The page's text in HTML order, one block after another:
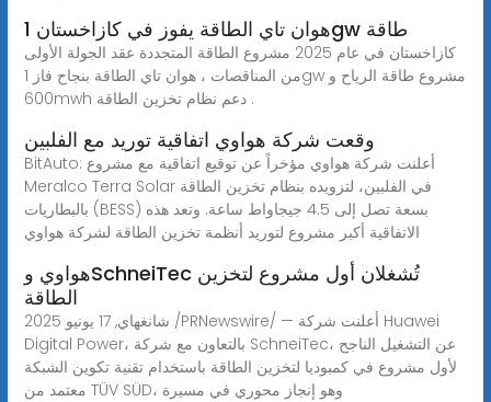
هوان تاي الطاقة يفوز في كازاخستان 1gw طاقة
كازاخستان في عام 2025 مشروع الطاقة المتجددة عقد الجولة الأولى
من المناقصات ، هوان تاي الطاقة بنجاح فاز 1gw مشروع طاقة الرياح و
600mwh دعم نظام تخزين الطاقة .
وقعت شركة هواوي اتفاقية توريد مع الفلبين
BitAuto: أعلنت شركة هواوي مؤخراً عن توقيع اتفاقية مع مشروع
Meralco Terra Solar في الفلبين، لتزويده بنظام تخزين الطاقة
بالبطاريات (BESS) بسعة تصل إلى 4.5 جيجاواط ساعة. وتعد هذه
الاتفاقية أكبر مشروع لتوريد أنظمة تخزين الطاقة لشركة هواوي
هواوي وSchneiTec تُشغلان أول مشروع لتخزين
الطاقة
شانغهاي, 17 يونيو 2025 /PRNewswire/ — أعلنت شركة Huawei
Digital Power، بالتعاون مع شركة SchneiTec، عن التشغيل الناجح
لأول مشروع في كمبوديا لتخزين الطاقة باستخدام تقنية تكوين الشبكة
معتمد من TÜV SÜD، وهو إنجاز محوري في مسيرة